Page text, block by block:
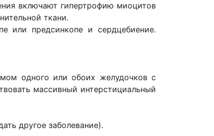
включают гипертрофию миоцитов
ткани.
или предсинкопе и сердцебиение.
одного или обоих желудочков с
массивный интерстициальный
другое заболевание).